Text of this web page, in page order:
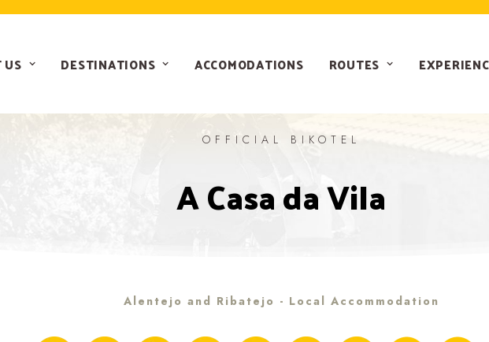
US DESTINATIONS ACCOMODATIONS ROUTES
OFFICIAL BIKOTEL
A Casa da Vila
Alentejo and Ribatejo - Local Accommodation